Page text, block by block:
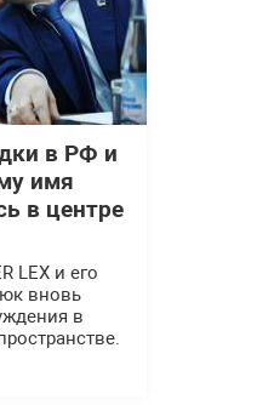
в РФ и
имя
в центре
LEX и его
вновь
в